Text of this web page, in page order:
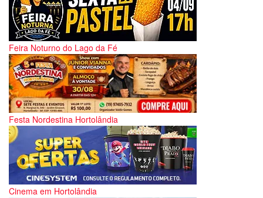
Feira Noturno do Lago da Fé
Festa Nordestina Hortolândia
Cinema em Hortolândia